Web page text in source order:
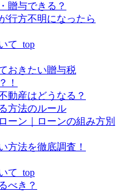
贈与できる？
行方不明になったら
て_top
おきたい贈与税
！
動産はどうなる？
方法のルール
ーン｜ローンの組み方別
方法を徹底調査！
て_top
べき？